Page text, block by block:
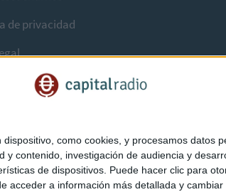
como cookies, y procesamos datos
contenido, investigación de audiencia y
de dispositivos. Puede hacer clic para
a información más detallada y
de privacidad